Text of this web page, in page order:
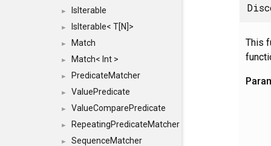
► IsIterable
► IsIterable< T[N]>
► Match
► Match< Int >
► PredicateMatcher
► ValuePredicate
► ValueComparePredicate
► RepeatingPredicateMatcher
►
SequenceMatcher
This